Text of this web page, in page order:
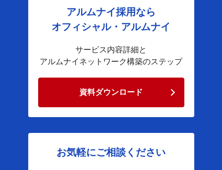
アルムナイ採用なら
オフィシャル・アルムナイ
サービス内容詳細と
アルムナイネットワーク構築のステップ
資料ダウンロード
お気軽にご相談ください